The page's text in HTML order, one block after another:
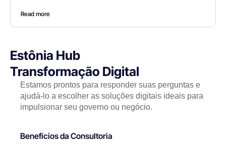
Read more
Estônia Hub
Transformação Digital
Estamos prontos para responder suas perguntas e
ajudá-lo a escolher as soluções digitais ideais para
impulsionar seu governo ou negócio.
Benefícios da Consultoria